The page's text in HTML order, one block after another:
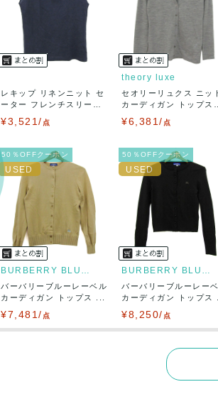
万が一、購入後に偽
クレジットカード
送料：¥1,650 (見込
出荷目安：5営業日
出荷予定日：なる
レキップ リネンニット セ
ーター フレンチスリー
¥3,521/ 点
theory luxe
セオリーリュクス ニッ
カーディガン トップス
¥6,381/ 点
50％OFFクーポン
バーバリーブルーレーベル
カーディガン トップス ...
¥7,481/ 点
50％OFFクーポン
バーバリーブルーレー
カーディガン トップス
¥8,250/ 点